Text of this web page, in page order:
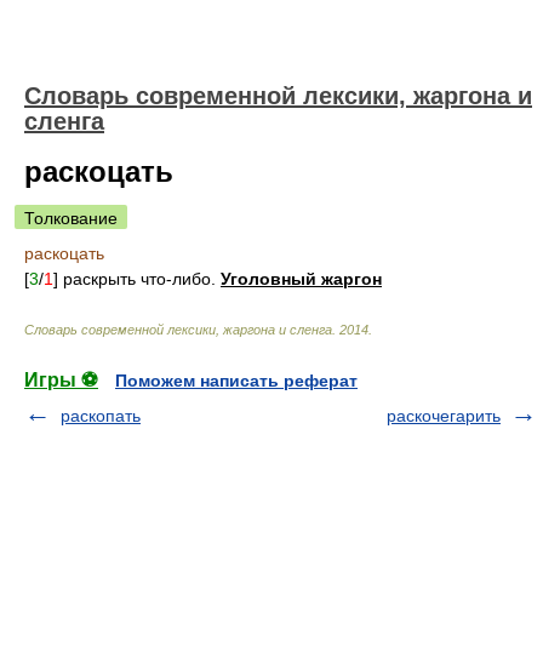
Cловарь современной лексики, жаргона и
сленга
раскоцать
Толкование
раскоцать
[3/1] раскрыть что-либо. Уголовный жаргон
Cловарь современной лексики, жаргона и сленга 2014
Игры ⚽
Поможем написать реферат
раскопать
раскочегарить